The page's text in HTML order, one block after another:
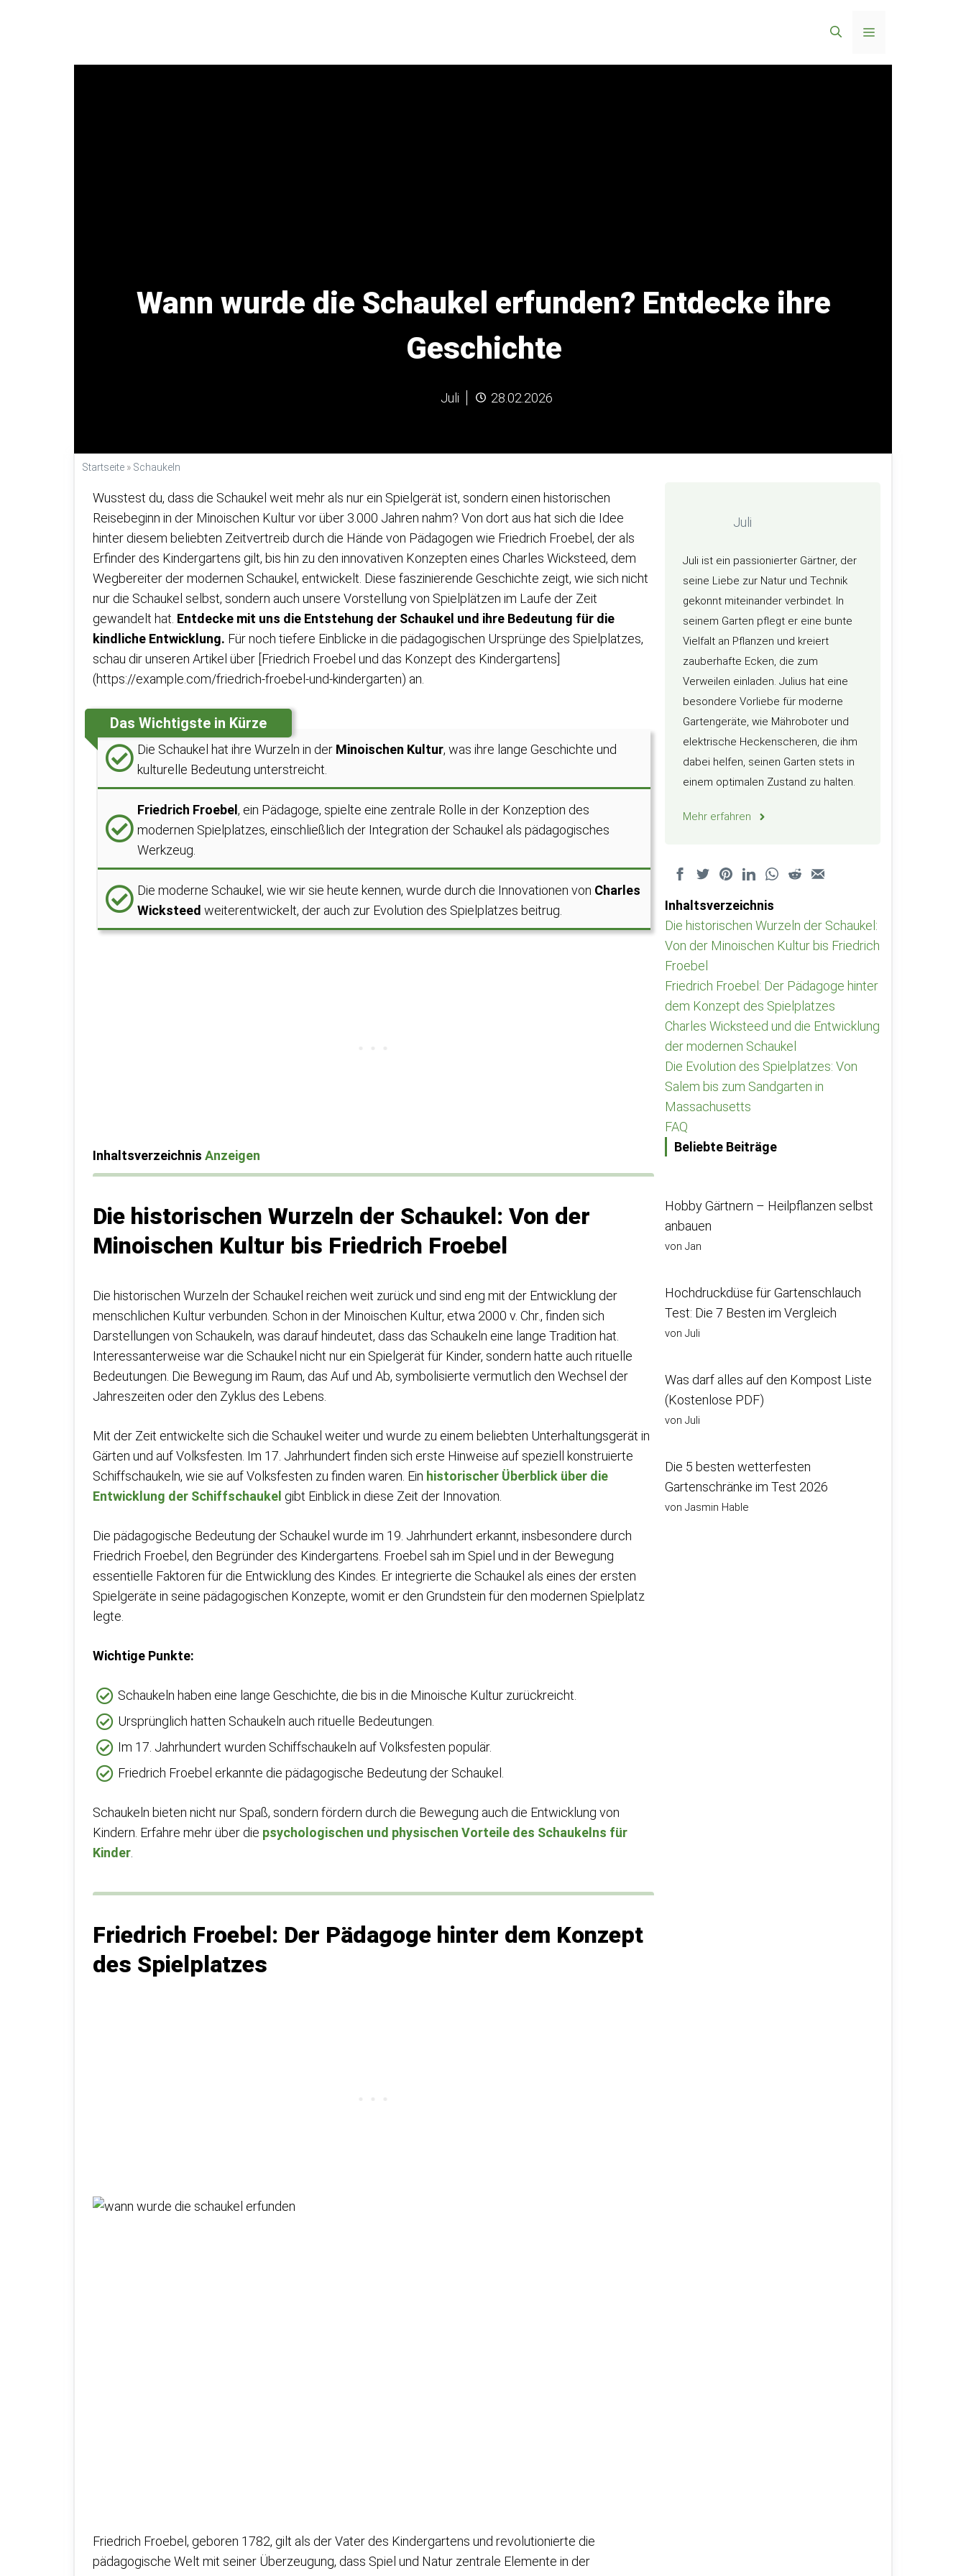
Menü
Wann wurde die Schaukel erfunden? Entdecke ihre
Geschichte
Juli 28.02.2026
Startseite » Schaukeln
Wusstest du, dass die Schaukel weit mehr als nur ein Spielgerät ist, sondern einen historischen
Reisebeginn in der Minoischen Kultur vor über 3.000 Jahren nahm? Von dort aus hat sich die Idee
hinter diesem beliebten Zeitvertreib durch die Hände von Pädagogen wie Friedrich Froebel, der als
Erfinder des Kindergartens gilt, bis hin zu den innovativen Konzepten eines Charles Wicksteed, dem
Wegbereiter der modernen Schaukel, entwickelt. Diese faszinierende Geschichte zeigt, wie sich nicht
nur die Schaukel selbst, sondern auch unsere Vorstellung von Spielplätzen im Laufe der Zeit
gewandelt hat. Entdecke mit uns die Entstehung der Schaukel und ihre Bedeutung für die
kindliche Entwicklung. Für noch tiefere Einblicke in die pädagogischen Ursprünge des Spielplatzes,
schau dir unseren Artikel über [Friedrich Froebel und das Konzept des Kindergartens]
(https://example.com/friedrich-froebel-und-kindergarten) an.
Das Wichtigste in Kürze
Die Schaukel hat ihre Wurzeln in der Minoischen Kultur, was ihre lange Geschichte und
kulturelle Bedeutung unterstreicht.
Friedrich Froebel , ein Pädagoge, spielte eine zentrale Rolle in der Konzeption des
modernen Spielplatzes, einschließlich der Integration der Schaukel als pädagogisches
Werkzeug.
Die moderne Schaukel, wie wir sie heute kennen, wurde durch die Innovationen von Charles
Wicksteed weiterentwickelt, der auch zur Evolution des Spielplatzes beitrug.
Inhaltsverzeichnis Anzeigen
Die historischen Wurzeln der Schaukel: Von der
Minoischen Kultur bis Friedrich Froebel
Die historischen Wurzeln der Schaukel reichen weit zurück und sind eng mit der Entwicklung der
menschlichen Kultur verbunden. Schon in der Minoischen Kultur, etwa 2000 v. Chr., finden sich
Darstellungen von Schaukeln, was darauf hindeutet, dass das Schaukeln eine lange Tradition hat.
Interessanterweise war die Schaukel nicht nur ein Spielgerät für Kinder, sondern hatte auch rituelle
Bedeutungen. Die Bewegung im Raum, das Auf und Ab, symbolisierte vermutlich den Wechsel der
Jahreszeiten oder den Zyklus des Lebens.
Mit der Zeit entwickelte sich die Schaukel weiter und wurde zu einem beliebten Unterhaltungsgerät in
Gärten und auf Volksfesten. Im 17. Jahrhundert finden sich erste Hinweise auf speziell konstruierte
Schiffschaukeln, wie sie auf Volksfesten zu finden waren. Ein historischer Überblick über die
Entwicklung der Schiffschaukel gibt Einblick in diese Zeit der Innovation.
Die pädagogische Bedeutung der Schaukel wurde im 19. Jahrhundert erkannt, insbesondere durch
Friedrich Froebel, den Begründer des Kindergartens. Froebel sah im Spiel und in der Bewegung
essentielle Faktoren für die Entwicklung des Kindes. Er integrierte die Schaukel als eines der ersten
Spielgeräte in seine pädagogischen Konzepte, womit er den Grundstein für den modernen Spielplatz
legte.
Wichtige Punkte:
Schaukeln haben eine lange Geschichte, die bis in die Minoische Kultur zurückreicht.
Ursprünglich hatten Schaukeln auch rituelle Bedeutungen.
Im 17. Jahrhundert wurden Schiffschaukeln auf Volksfesten populär.
Friedrich Froebel erkannte die pädagogische Bedeutung der Schaukel.
Schaukeln bieten nicht nur Spaß, sondern fördern durch die Bewegung auch die Entwicklung von
Kindern. Erfahre mehr über die psychologischen und physischen Vorteile des Schaukelns für
Kinder
Friedrich Froebel: Der Pädagoge hinter dem Konzept
des Spielplatzes
Friedrich Froebel, geboren 1782, gilt als der Vater des Kindergartens und revolutionierte die
pädagogische Welt mit seiner Überzeugung, dass Spiel und Natur zentrale Elemente in der
Juli
Juli ist ein passionierter Gärtner, der
seine Liebe zur Natur und Technik
gekonnt miteinander verbindet. In
seinem Garten pflegt er eine bunte
Vielfalt an Pflanzen und kreiert
zauberhafte Ecken, die zum
Verweilen einladen. Julius hat eine
besondere Vorliebe für moderne
Gartengeräte, wie Mähroboter und
elektrische Heckenscheren, die ihm
dabei helfen, seinen Garten stets in
einem optimalen Zustand zu halten.
Mehr erfahren
Inhaltsverzeichnis
Die historischen Wurzeln der Schaukel:
Von der Minoischen Kultur bis Friedrich
Froebel
Friedrich Froebel: Der Pädagoge hinter
dem Konzept des Spielplatzes
Charles Wicksteed und die Entwicklung
der modernen Schaukel
Die Evolution des Spielplatzes: Von
Salem bis zum Sandgarten in
Massachusetts
FAQ
Beliebte Beiträge
Hobby Gärtnern – Heilpflanzen selbst
anbauen
von Jan
Hochdruckdüse für Gartenschlauch
Test: Die 7 Besten im Vergleich
von Juli
Was darf alles auf den Kompost Liste
(Kostenlose PDF)
von Juli
Die 5 besten wetterfesten
Gartenschränke im Test 2026
von Jasmin Hable